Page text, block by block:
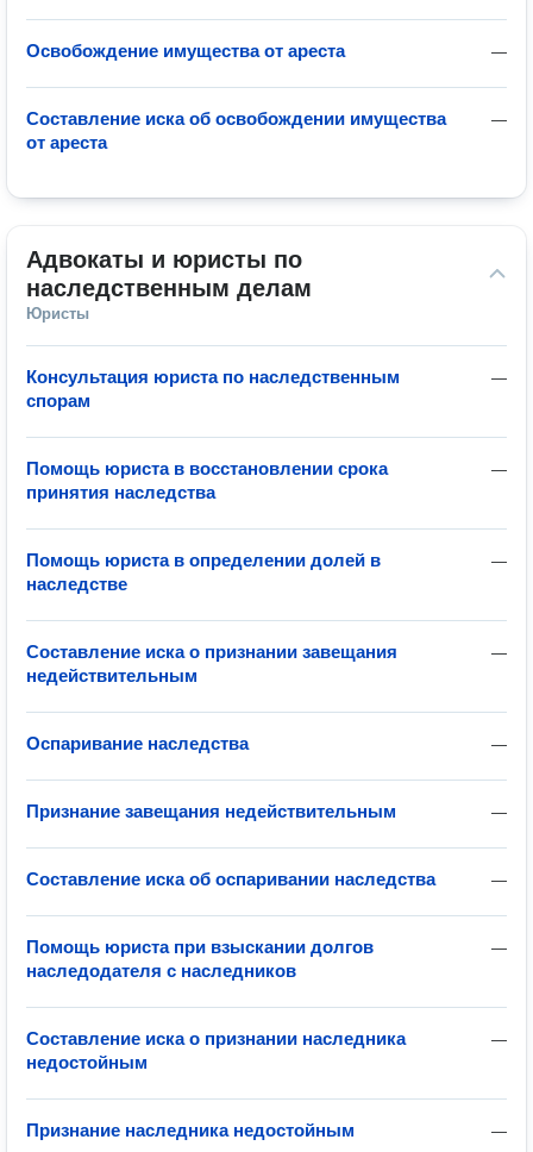
—
Освобождение имущества от ареста
—
Составление иска об освобождении имущества
от ареста
Адвокаты и юристы по
наследственным делам
Юристы
—
Консультация юриста по наследственным
спорам
—
Помощь юриста в восстановлении срока
принятия наследства
—
Помощь юриста в определении долей в
наследстве
—
Составление иска о признании завещания
недействительным
—
Оспаривание наследства
—
Признание завещания недействительным
—
Составление иска об оспаривании наследства
—
Помощь юриста при взыскании долгов
наследодателя с наследников
—
Составление иска о признании наследника
недостойным
—
Признание наследника недостойным